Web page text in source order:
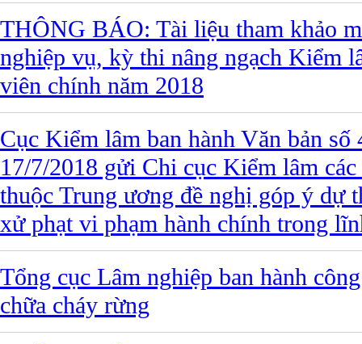
THÔNG BÁO: Tài liệu tham khảo
nghiệp vụ, kỳ thi nâng ngạch Kiểm
viên chính năm 2018
Cục Kiểm lâm ban hành Văn bản
17/7/2018 gửi Chi cục Kiểm lâm
thuộc Trung ương đề nghị góp ý dự
xử phạt vi phạm hành chính trong
Tổng cục Lâm nghiệp ban hành
chữa cháy rừng